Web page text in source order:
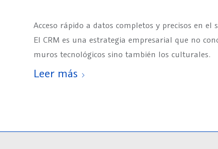
Acceso rápido a datos completos y precisos en el
El CRM es una estrategia empresarial que no
muros tecnológicos sino también los culturales.
Leer más